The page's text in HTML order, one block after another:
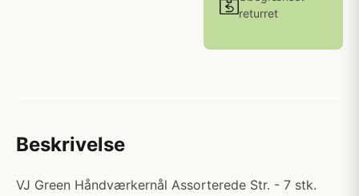
returret
Beskrivelse
VJ Green Håndværkernål Assorterede Str. - 7 stk.